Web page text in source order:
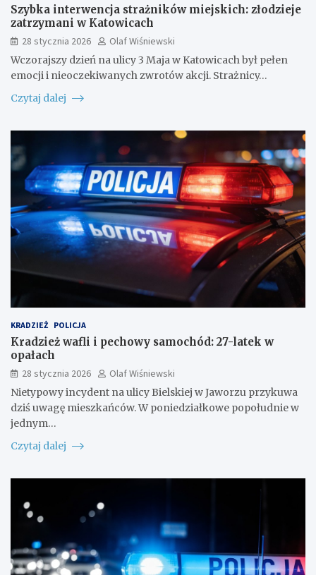
Szybka interwencja strażników miejskich: złodzieje
zatrzymani w Katowicach
28 stycznia 2026
Olaf Wiśniewski
Wczorajszy dzień na ulicy 3 Maja w Katowicach był pełen
emocji i nieoczekiwanych zwrotów akcji. Strażnicy…
Czytaj dalej
KRADZIEŻ POLICJA
Kradzież wafli i pechowy samochód: 27-latek w
opałach
28 stycznia 2026
Olaf Wiśniewski
Nietypowy incydent na ulicy Bielskiej w Jaworzu przykuwa
dziś uwagę mieszkańców. W poniedziałkowe popołudnie w
jednym…
Czytaj dalej